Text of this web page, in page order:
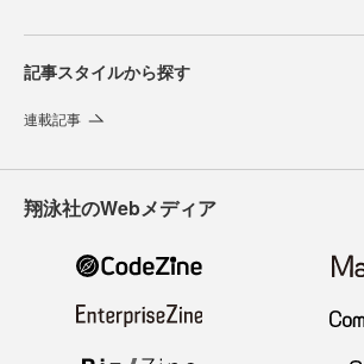
記事スタイルから探す
連載記事
翔泳社のWebメディア